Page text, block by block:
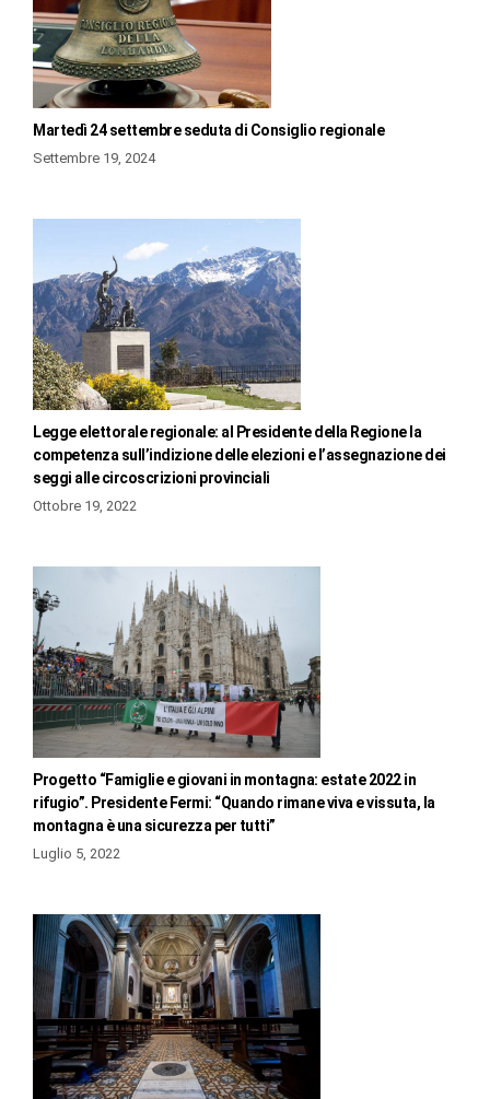
Martedì 24 settembre seduta di Consiglio regionale
Settembre 19, 2024
Legge elettorale regionale: al Presidente della Regione la
competenza sull’indizione delle elezioni e l’assegnazione dei
seggi alle circoscrizioni provinciali
Ottobre 19, 2022
Progetto “Famiglie e giovani in montagna: estate 2022 in
rifugio”. Presidente Fermi: “Quando rimane viva e vissuta, la
montagna è una sicurezza per tutti”
Luglio 5, 2022